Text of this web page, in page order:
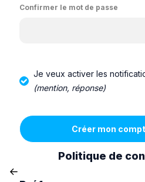
Confirmer le mot de passe
Je veux activer les
(mention, réponse)
Politique de